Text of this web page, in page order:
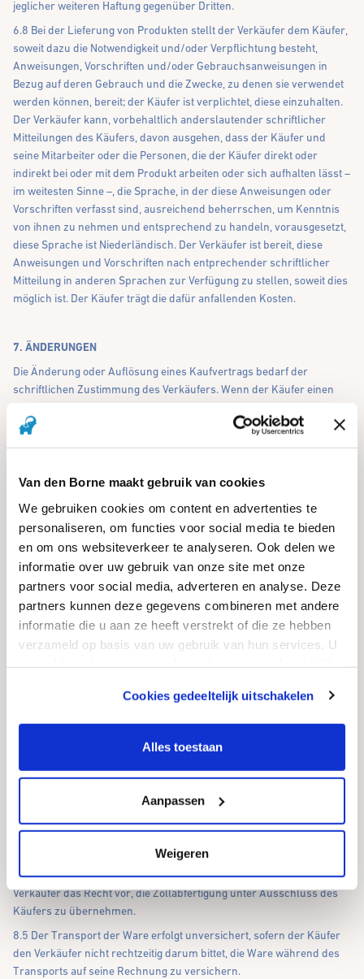
Van den Borne maakt gebruik van cookies
We gebruiken cookies om content en advertenties te
personaliseren, om functies voor social media te bieden
en om ons websiteverkeer te analyseren. Ook delen we
informatie over uw gebruik van onze site met onze
partners voor social media, adverteren en analyse. Deze
partners kunnen deze gegevens combineren met andere
informatie die u aan ze heeft verstrekt of die ze hebben
verzameld op basis van uw gebruik van hun services. U
We werken samen met12 derdendie uw gegevens
kunnen ontvangen en verwerken.
Cookies gedeeltelijk uitschakelen
Alles toestaan
Aanpassen
Weigeren
jeglicher weiteren Haftung gegenüber Dritten.
6.8 Bei der Lieferung von Produkten stellt der Verkäufer dem Käufer,
soweit dazu die Notwendigkeit und/oder Verpflichtung besteht,
Anweisungen, Vorschriften und/oder Gebrauchsanweisungen in
Bezug auf deren Gebrauch und die Zwecke, zu denen sie verwendet
werden können, bereit; der Käufer ist verplichtet, diese einzuhalten.
Der Verkäufer kann, vorbehaltlich anderslautender schriftlicher
Mitteilungen des Käufers, davon ausgehen, dass der Käufer und
seine Mitarbeiter oder die Personen, die der Käufer direkt oder
indirekt bei oder mit dem Produkt arbeiten oder sich aufhalten lässt –
im weitesten Sinne –, die Sprache, in der diese Anweisungen oder
Vorschriften verfasst sind, ausreichend beherrschen, um Kenntnis
von ihnen zu nehmen und entsprechend zu handeln, vorausgesetzt,
diese Sprache ist Niederländisch. Der Verkäufer ist bereit, diese
Anweisungen und Vorschriften nach entprechender schriftlicher
Mitteilung in anderen Sprachen zur Verfügung zu stellen, soweit dies
möglich ist. Der Käufer trägt die dafür anfallenden Kosten.
7. ÄNDERUNGEN
Die Änderung oder Auflösung eines Kaufvertrags bedarf der
schriftlichen Zustimmung des Verkäufers. Wenn der Käufer einen
verpflichtet, dem Verkäufer alle Schäden, einschließlich entgangenen
8. TRANSPORTBEDINGUNGEN
8.1 Der Transport aller Waren, auch solcher, die franko verkauft
wurden, erfolgt auf Gefahr des Käufers. Gegenüber Dritten
eingegangene Verbindlichkeiten ändern daran nichts und es wird
angenommen, dass sie im Interesse und auf Rechnung des Käufers
akzeptiert wurden.
8.2 Der Verkäufer ist berechtigt, fertige Waren, die durch Ursachen,
die außerhalb seines Willens liegen, nicht zum Zielort transportiert
werden können, auf Rechnung und Gefahr des Käufers zu lagern
8.3 Die Wahl des Transportmittels bleibt dem Verkäufer überlassen;
dies gilt auch für Sendungen, die nicht franko sind, bei denen der
Behinderungen oder der vorübergehende Ausfall des gewählten
Transportmittels führen nicht zur Verpflichtung, ein anderes
wenn der von ihm gewählte Transport, gleich aus welchen Gründen,
8.4 Hinsichtlich im Ausland gefertigter Ware behält sich der
Verkäufer das Recht vor, die Zollabfertigung unter Ausschluss des
Käufers zu übernehmen.
8.5 Der Transport der Ware erfolgt unversichert, sofern der Käufer
den Verkäufer nicht rechtzeitig darum bittet, die Ware während des
Transports auf seine Rechnung zu versichern.